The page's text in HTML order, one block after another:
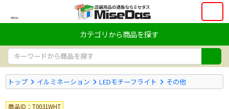
MENU
カテゴリから商品を探す
トップ イルミネーション LEDモチーフライト その他
商品ID：T0031WHT